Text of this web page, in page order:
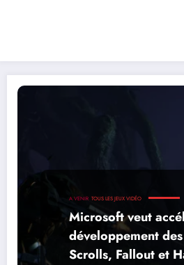
A VENIR TOUS LES JEUX VIDÉO
Microsoft veut
développement
Scrolls, Fallout et